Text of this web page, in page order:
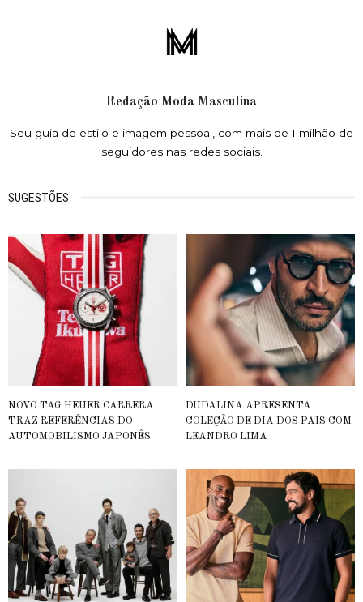
Redação Moda Masculina
Seu guia de estilo e imagem pessoal, com mais de 1 milhão de
seguidores nas redes sociais.
SUGESTÕES
NOVO TAG HEUER CARRERA
TRAZ REFERÊNCIAS DO
AUTOMOBILISMO JAPONÊS
DUDALINA APRESENTA
COLEÇÃO DE DIA DOS PAIS COM
LEANDRO LIMA